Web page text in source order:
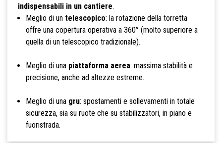
indispensabili in un cantiere.
Meglio di un telescopico: la rotazione della torretta
offre una copertura operativa a 360° (molto superiore a
quella di un telescopico tradizionale).
Meglio di una piattaforma aerea: massima stabilità e
precisione, anche ad altezze estreme.
Meglio di una gru: spostamenti e sollevamenti in totale
sicurezza, sia su ruote che su stabilizzatori, in piano e
fuoristrada.